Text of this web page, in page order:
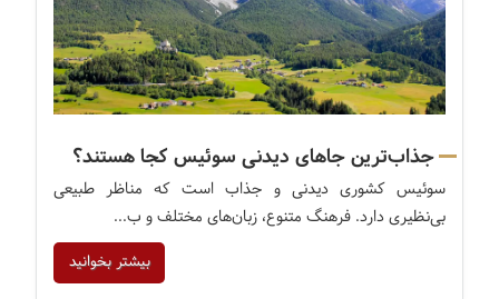
جذاب‌ترین جاهای دیدنی سوئیس کجا هستند؟
سوئیس کشوری دیدنی و جذاب است که مناظر طبیعی
بی‌نظیری دارد. فرهنگ متنوع، زبان‌های مختلف و ب...
بیشتر بخوانید